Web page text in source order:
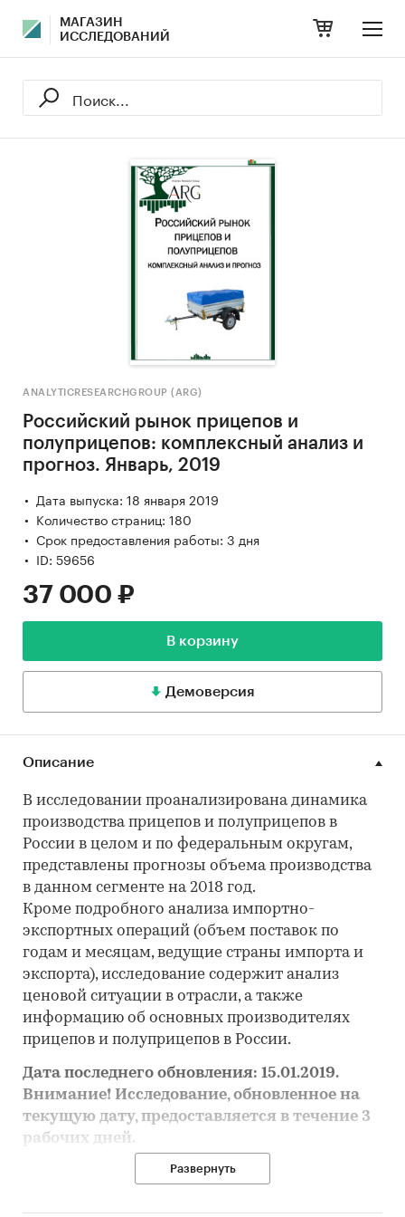
МАГАЗИН
ИССЛЕДОВАНИЙ
ANALYTICRESEARCHGROUP (ARG)
Российский рынок прицепов и
полуприцепов: комплексный анализ и
прогноз. Январь, 2019
Дата выпуска: 18 января 2019
Количество страниц: 180
Срок предоставления работы: 3 дня
ID: 59656
37 000 ₽
В корзину
Демоверсия
Описание
В исследовании проанализирована динамика
производства прицепов и полуприцепов в
России в целом и по федеральным округам,
представлены прогнозы объема производства
в данном сегменте на 2018 год.
Кроме подробного анализа импортно-
экспортных операций (объем поставок по
годам и месяцам, ведущие страны импорта и
экспорта), исследование содержит анализ
ценовой ситуации в отрасли, а также
информацию об основных производителях
прицепов и полуприцепов в России.
Дата последнего обновления: 15.01.2019.
Внимание! Исследование, обновленное на
текущую дату, предоставляется в течение 3
рабочих дней.
Цель исследованияРазвернуть